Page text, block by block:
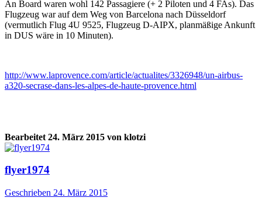
An Board waren wohl 142 Passagiere (+ 2 Piloten und 4 FAs). Das
Flugzeug war auf dem Weg von Barcelona nach Düsseldorf
(vermutlich Flug 4U 9525, Flugzeug D-AIPX, planmäßige Ankunft
in DUS wäre in 10 Minuten).
http://www.laprovence.com/article/actualites/3326948/un-airbus-
a320-secrase-dans-les-alpes-de-haute-provence.html
Bearbeitet 24. März 2015 von klotzi
flyer1974
Geschrieben 24. März 2015